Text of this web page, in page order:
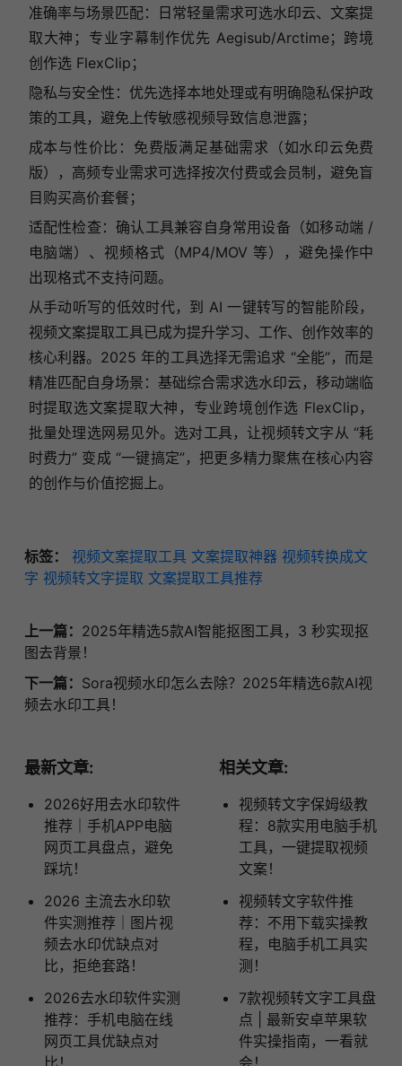
准确率与场景匹配：日常轻量需求可选水印云、文案提
取大神；专业字幕制作优先 Aegisub/Arctime；跨境
创作选 FlexClip；
隐私与安全性：优先选择本地处理或有明确隐私保护政
策的工具，避免上传敏感视频导致信息泄露；
成本与性价比：免费版满足基础需求（如水印云免费
版），高频专业需求可选择按次付费或会员制，避免盲
目购买高价套餐；
适配性检查：确认工具兼容自身常用设备（如移动端 /
电脑端）、视频格式（MP4/MOV 等），避免操作中
出现格式不支持问题。
从手动听写的低效时代，到 AI 一键转写的智能阶段，
视频文案提取工具已成为提升学习、工作、创作效率的
核心利器。2025 年的工具选择无需追求 “全能”，而是
精准匹配自身场景：基础综合需求选水印云，移动端临
时提取选文案提取大神，专业跨境创作选 FlexClip，
批量处理选网易见外。选对工具，让视频转文字从 “耗
时费力” 变成 “一键搞定”，把更多精力聚焦在核心内容
的创作与价值挖掘上。
标签： 视频文案提取工具 文案提取神器 视频转换成文
字 视频转文字提取 文案提取工具推荐
上一篇： 2025年精选5款AI智能抠图工具，3 秒实现抠
图去背景！
下一篇： Sora视频水印怎么去除？2025年精选6款AI视
频去水印工具！
最新文章:
2026好用去水印软件
推荐｜手机APP电脑
网页工具盘点，避免
踩坑！
2026 主流去水印软
件实测推荐｜图片视
频去水印优缺点对
比，拒绝套路！
2026去水印软件实测
推荐：手机电脑在线
网页工具优缺点对
比！
相关文章:
视频转文字保姆级教
程：8款实用电脑手机
工具，一键提取视频
文案！
视频转文字软件推
荐：不用下载实操教
程，电脑手机工具实
测！
7款视频转文字工具盘
点 | 最新安卓苹果软
件实操指南，一看就
会！